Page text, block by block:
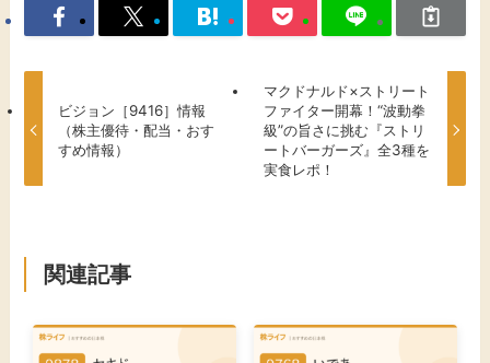
ビジョン［9416］情報
（株主優待・配当・おす
すめ情報）
マクドナルド×ストリート
ファイター開幕！“波動拳
級”の旨さに挑む『ストリ
ートバーガーズ』全3種を
実食レポ！
関連記事